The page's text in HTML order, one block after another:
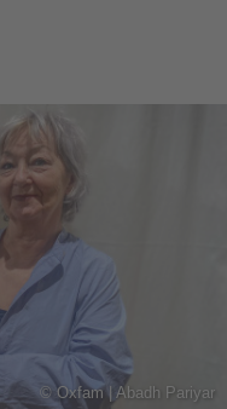
© Oxfam | Abadh Pariyar